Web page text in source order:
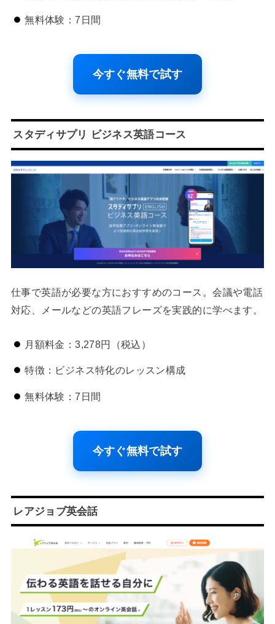
無料体験：7日間
今すぐ無料で試す
スタディサプリ ビジネス英語コース
仕事で英語が必要な方におすすめのコース。会議や電話
対応、メールなどの英語フレーズを実践的に学べます。
月額料金：3,278円（税込）
特徴：ビジネス特化のレッスン構成
無料体験：7日間
今すぐ無料で試す
レアジョブ英会話